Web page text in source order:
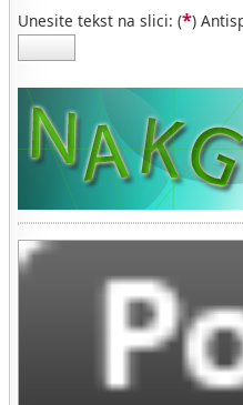
Unesite tekst na slici: (*)